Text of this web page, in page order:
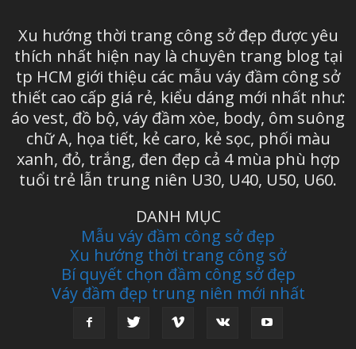
Xu hướng thời trang công sở đẹp được yêu
thích nhất hiện nay là chuyên trang blog tại
tp HCM giới thiệu các mẫu váy đầm công sở
thiết cao cấp giá rẻ, kiểu dáng mới nhất như:
áo vest, đồ bộ, váy đầm xòe, body, ôm suông
chữ A, họa tiết, kẻ caro, kẻ sọc, phối màu
xanh, đỏ, trắng, đen đẹp cả 4 mùa phù hợp
tuổi trẻ lẫn trung niên U30, U40, U50, U60.
DANH MỤC
Mẫu váy đầm công sở đẹp
Xu hướng thời trang công sở
Bí quyết chọn đầm công sở đẹp
Váy đầm đẹp trung niên mới nhất